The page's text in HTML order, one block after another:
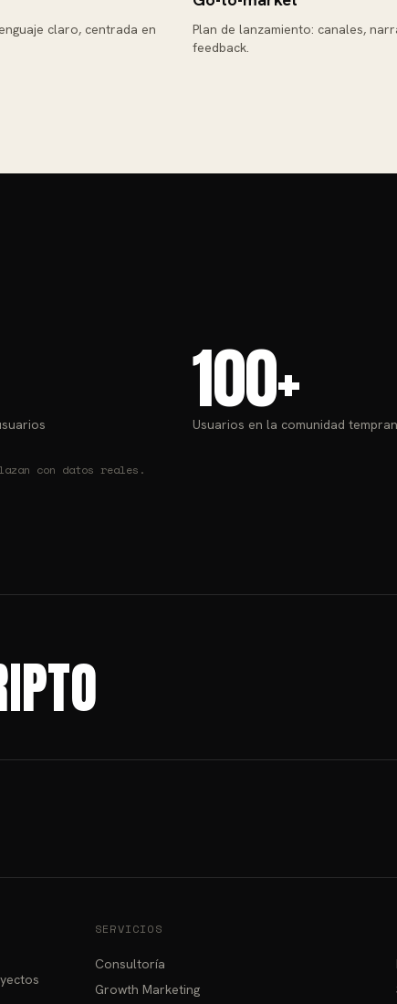
claro, centrada en
Plan de lanzamiento: canales,
feedback.
100+
Usuarios en la comunidad
con datos reales.
SERVICIOS
Consultoría
Growth Marketing